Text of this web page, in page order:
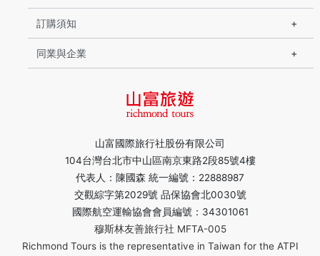
山富國際旅行社股份有限公司
104台灣台北市中山區南京東路2段85號4樓
代表人：陳國森 統一編號：22888987
交觀綜字第2029號 品保協會北0030號
國際航空運輸協會會員編號：34301061
穆斯林友善旅行社 MFTA-005
Richmond Tours is the representative in Taiwan for the ATPI
訂購須知
同業與企業